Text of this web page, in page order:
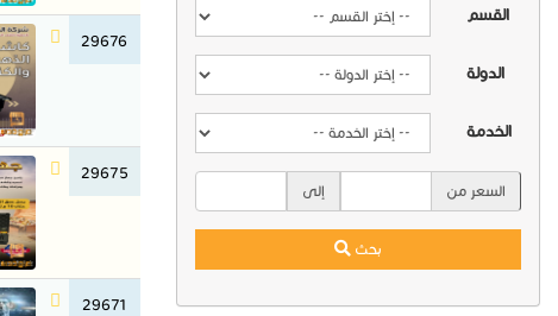
القسم
الدولة
الخدمة
السعر من إلى
بحث
29676
29675
29671